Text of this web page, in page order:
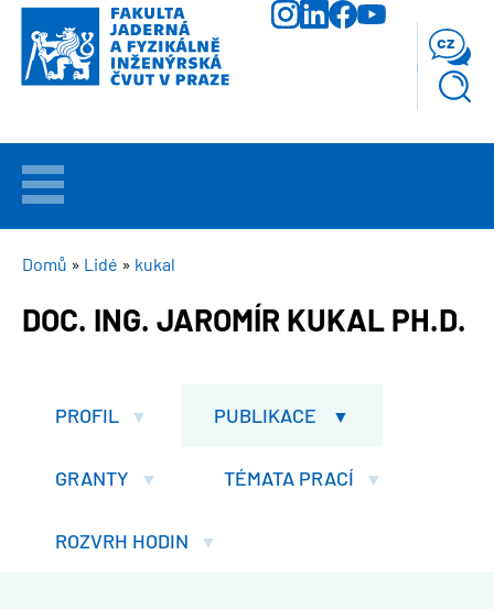
Přejít
hlavnímu
obsahu
VÍTEJTE
UCHAZEČI
STUDIUM
VÝZKUM
FAKULTA
cz
DROBEČKOVÁ
Domů Lidé kukal
DOC. ING. JAROMÍR KUKAL PH.D.
PROFIL PUBLIKACE
GRANTY TÉMATA PRACÍ
ROZVRH HODIN